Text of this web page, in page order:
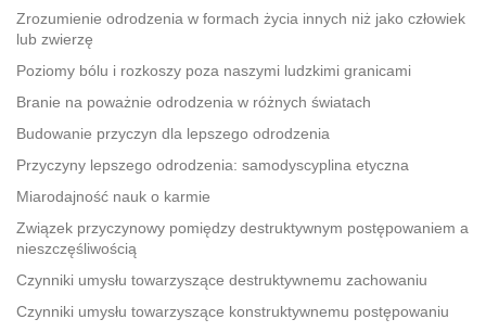
facebook
Zrozumienie odrodzenia w formach życia innych niż jako człowiek
lub zwierzę
Poziomy bólu i rozkoszy poza naszymi ludzkimi granicami
Branie na poważnie odrodzenia w różnych światach
Budowanie przyczyn dla lepszego odrodzenia
Przyczyny lepszego odrodzenia: samodyscyplina etyczna
Miarodajność nauk o karmie
Związek przyczynowy pomiędzy destruktywnym postępowaniem a
nieszczęśliwością
Czynniki umysłu towarzyszące destruktywnemu zachowaniu
Czynniki umysłu towarzyszące konstruktywnemu postępowaniu